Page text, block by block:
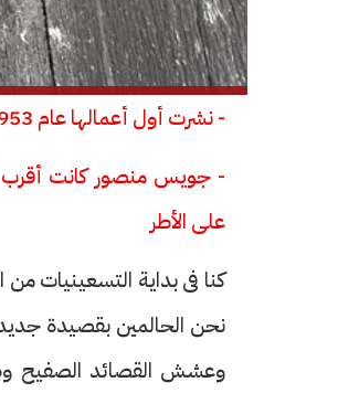
- نشرت أول أعمالها عام 1953 واستمرت فى طريقها الصدامى مع القديم البالى حتى وفاتها فى 1986
- جويس منصور كانت أقرب
على الأطر
كنا فى بداية التسعينيات
نحن الحالمين بقصيدة
وعشش القصائد الصفيح
حرف العدد 133